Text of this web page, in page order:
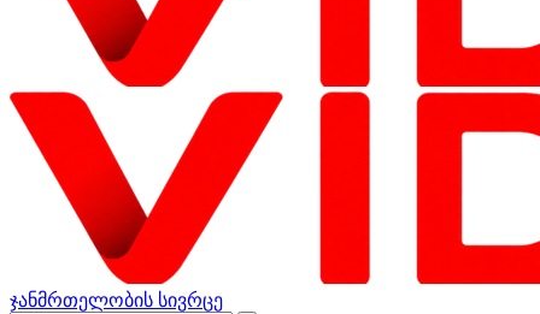
ჯანმრთელობის სივრცე